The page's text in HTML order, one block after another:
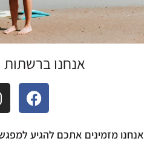
אנחנו
אנחנו מזמינים אתכם להגיע